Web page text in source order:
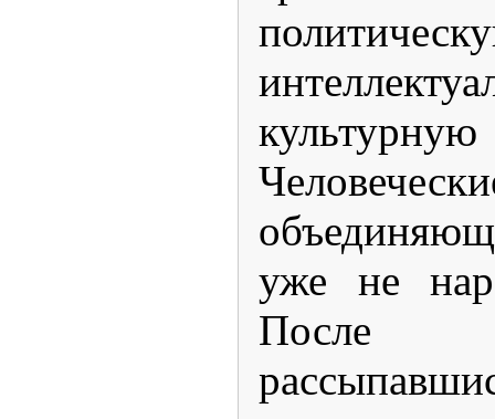
уже не
После